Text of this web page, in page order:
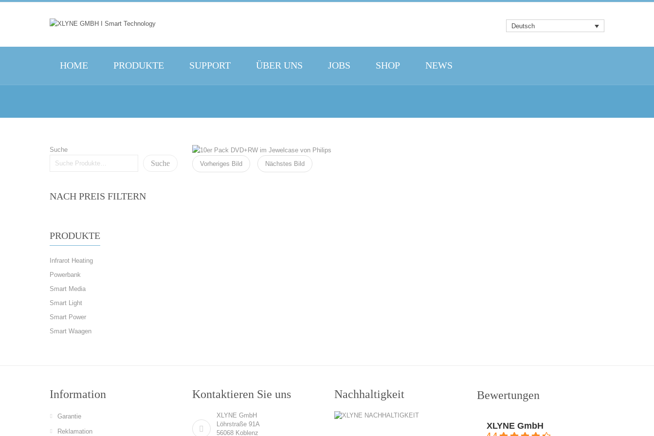
Deutsch
HOME PRODUKTE SUPPORT ÜBER UNS JOBS SHOP NEWS
Suche
Suche
NACH PREIS FILTERN
PRODUKTE
Infrarot Heating
Powerbank
Smart Media
Smart Light
Smart Power
Smart Waagen
Vorheriges Bild Nächstes Bild
Information
Garantie
Reklamation
Kontaktieren Sie uns
XLYNE GmbH
Löhrstraße 91A
56068 Koblenz
Nachhaltigkeit Bewertungen
XLYNE GmbH